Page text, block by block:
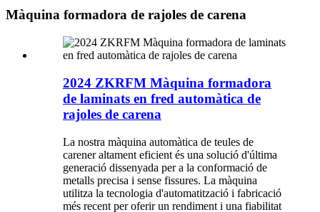
Màquina formadora de rajoles de carena
2024 ZKRFM Màquina formadora
de laminats en fred automàtica de
rajoles de carena
La nostra màquina automàtica de teules de
carener altament eficient és una solució d'última
generació dissenyada per a la conformació de
metalls precisa i sense fissures. La màquina
utilitza la tecnologia d'automatització i fabricació
més recent per oferir un rendiment i una fiabilitat